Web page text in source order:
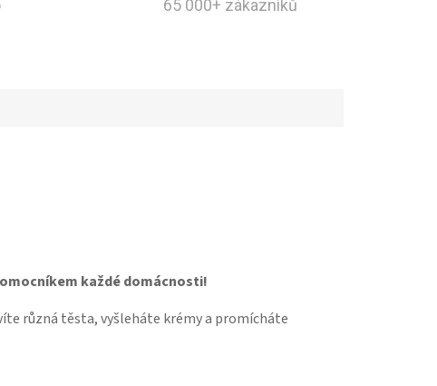
65 000+ zákazníků
každé domácnosti!
různá těsta, vyšleháte krémy a promícháte